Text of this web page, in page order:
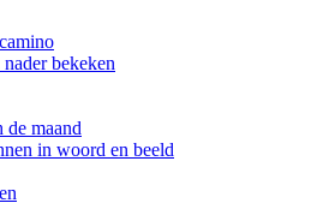
bekeken
maand
in woord en beeld